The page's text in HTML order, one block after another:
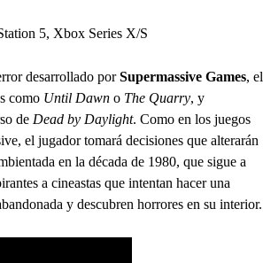
5, Xbox Series X/S
desarrollado porSupermassive Games, el
como Until Dawn o The Quarry, y
de Dead by Daylight. Como en los juegos
el jugador tomará decisiones que alterarán
en la década de 1980, que sigue a
a cineastas que intentan hacer una
y descubren horrores en su interior.